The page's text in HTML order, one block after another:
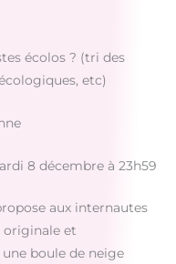
écolos ? (tri des
etc)
8 décembre à 23h59
aux internautes
originale et
boule de neige